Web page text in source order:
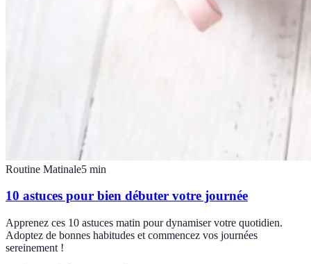
Routine Matinale5 min
10 astuces pour bien débuter votre journée
Apprenez ces 10 astuces matin pour dynamiser votre quotidien.
Adoptez de bonnes habitudes et commencez vos journées
sereinement !